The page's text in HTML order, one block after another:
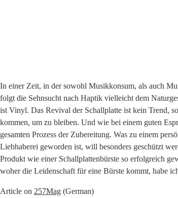
In einer Zeit, in der sowohl Musik­kon­sum, als auch
folgt die Sehn­sucht nach Hap­tik viel­leicht dem
ist Vinyl. Das Revi­val der Schall­plat­te ist kein Trend,
kom­men, um zu blei­ben. Und wie bei einem guten
gesam­ten Pro­zess der Zube­rei­tung. Was zu einem
Lieb­ha­be­rei gewor­den ist, will beson­ders geschützt
Pro­dukt wie einer Schall­plat­ten­bürs­te so erfolg­reich
woher die Lei­den­schaft für eine Bürs­te kommt, habe
Artic­le on 257Mag (Ger­man)